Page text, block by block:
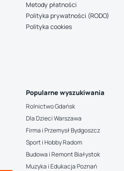
Metody płatności
Polityka prywatności (RODO)
Polityka cookies
Popularne wyszukiwania
Rolnictwo Gdańsk
Dla Dzieci Warszawa
Firma i Przemysł Bydgoszcz
Sport i Hobby Radom
Budowa i Remont Białystok
Muzyka i Edukacja Poznań